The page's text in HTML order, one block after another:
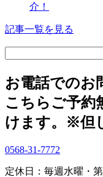
介！
記事一覧を見る
お電話でのお
こちらご予約
けます。
※但
0568-31-7772
定休日：毎週水曜・